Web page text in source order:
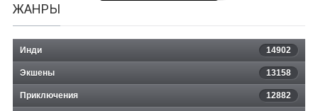
ЖАНРЫ
Инди 14902
Экшены 13158
Приключения 12882